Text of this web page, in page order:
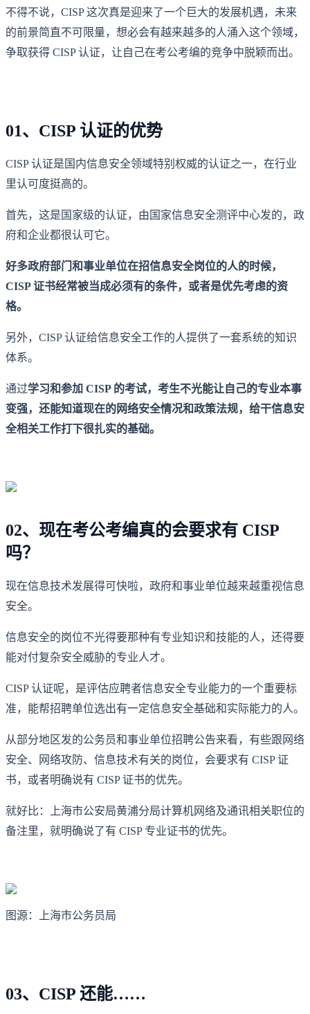
不得不说，CISP 这次真是迎来了一个巨大的发展机遇，未来
的前景简直不可限量，想必会有越来越多的人涌入这个领域，
争取获得 CISP 认证，让自己在考公考编的竞争中脱颖而出。
01、CISP 认证的优势
CISP 认证是国内信息安全领域特别权威的认证之一，在行业
里认可度挺高的。
首先，这是国家级的认证，由国家信息安全测评中心发的，政
府和企业都很认可它。
好多政府部门和事业单位在招信息安全岗位的人的时候，
CISP 证书经常被当成必须有的条件，或者是优先考虑的资
格。
另外，CISP 认证给信息安全工作的人提供了一套系统的知识
体系。
通过学习和参加 CISP 的考试，考生不光能让自己的专业本事
变强，还能知道现在的网络安全情况和政策法规，给干信息安
全相关工作打下很扎实的基础。
02、现在考公考编真的会要求有 CISP
吗？
现在信息技术发展得可快啦，政府和事业单位越来越重视信息
安全。
信息安全的岗位不光得要那种有专业知识和技能的人，还得要
能对付复杂安全威胁的专业人才。
CISP 认证呢，是评估应聘者信息安全专业能力的一个重要标
准，能帮招聘单位选出有一定信息安全基础和实际能力的人。
从部分地区发的公务员和事业单位招聘公告来看，有些跟网络
安全、网络攻防、信息技术有关的岗位，会要求有 CISP 证
书，或者明确说有 CISP 证书的优先。
就好比：上海市公安局黄浦分局计算机网络及通讯相关职位的
备注里，就明确说了有 CISP 专业证书的优先。
图源：上海市公务员局
03、CISP 还能……